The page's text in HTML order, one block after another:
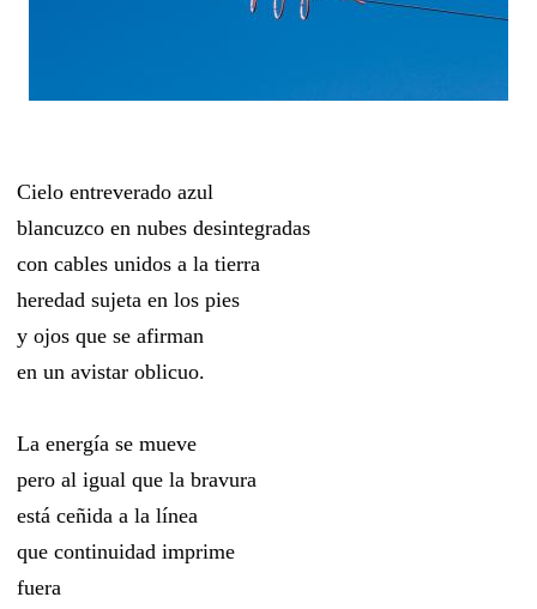
Cielo entreverado azul
blancuzco en nubes desintegradas
con cables unidos a la tierra
heredad sujeta en los pies
y ojos que se afirman
en un avistar oblicuo.
La energía se mueve
pero al igual que la bravura
está ceñida a la línea
que continuidad imprime
fuera